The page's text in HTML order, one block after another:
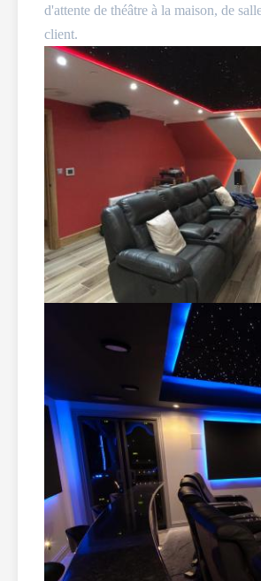
d'attente de théâtre à la maison, de
client.